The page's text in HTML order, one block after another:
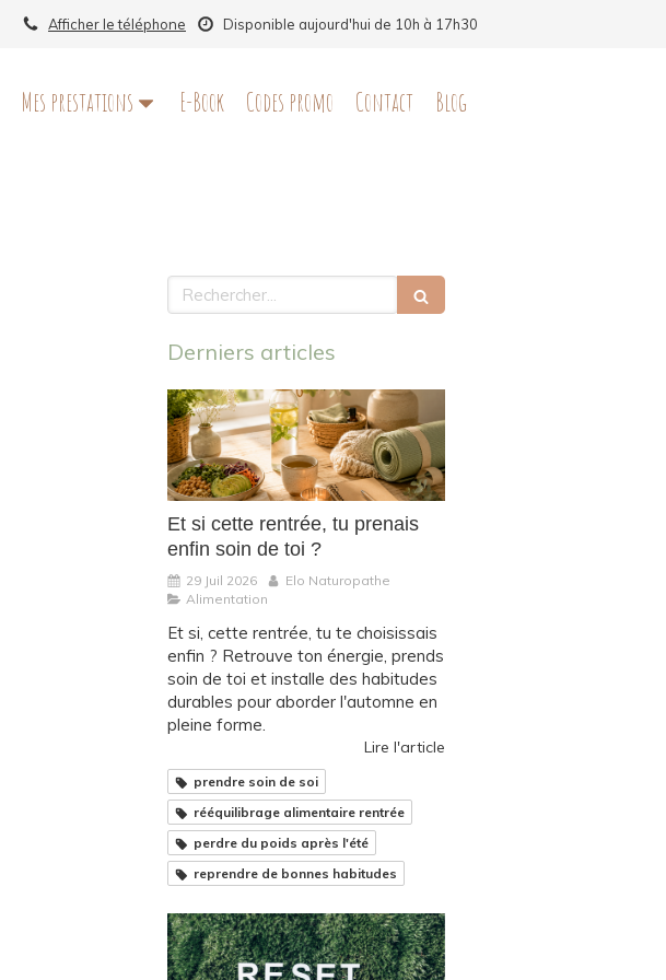
Disponible aujourd'hui de 10h à 17h30
Afficher le téléphone
Mes prestations E-Book Codes promo Contact Blog
Rechercher
Derniers articles
Et si cette rentrée, tu prenais
enfin soin de toi ?
29 Juil 2026
Elo Naturopathe
Alimentation
Et si, cette rentrée, tu te choisissais
enfin ? Retrouve ton énergie, prends
soin de toi et installe des habitudes
durables pour aborder l'automne en
pleine forme.
Lire l'article
prendre soin de soi
rééquilibrage alimentaire rentrée
perdre du poids après l'été
reprendre de bonnes habitudes